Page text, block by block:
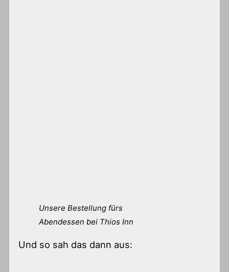
Unsere Bestellung fürs
Abendessen bei Thios Inn
Und so sah das dann aus: